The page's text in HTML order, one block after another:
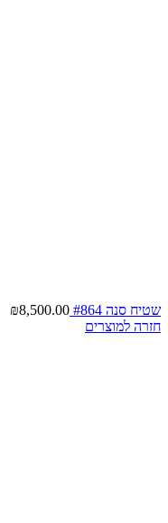
שטיח סנה #864 ₪8,500.00
חזרה למוצרים